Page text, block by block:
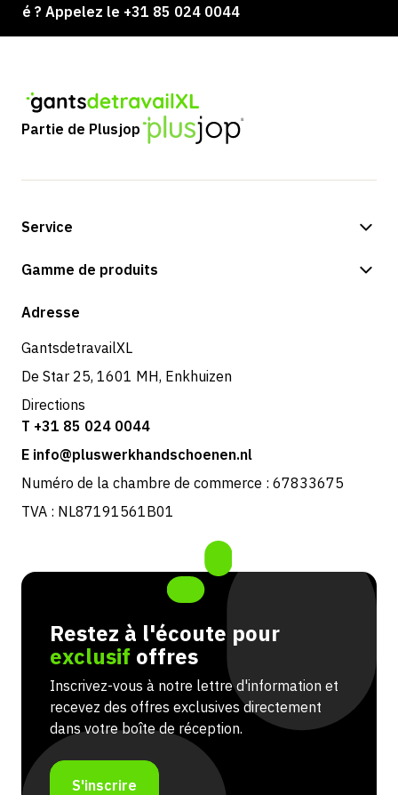
? Appelez le +31 85 024 0044
Partie de Plusjop
Service
Options de paiement
Retours et service
Gamme de produits
Boutique
Adresse
GantsdetravailXL
De Star 25, 1601 MH, Enkhuizen
Directions
T +31 85 024 0044
E info@pluswerkhandschoenen.nl
Numéro de la chambre de commerce : 67833675
TVA : NL87191561B01
Restez à l'écoute pour
exclusif offres
Inscrivez-vous à notre lettre d'information et
recevez des offres exclusives directement
dans votre boîte de réception.
S'inscrire